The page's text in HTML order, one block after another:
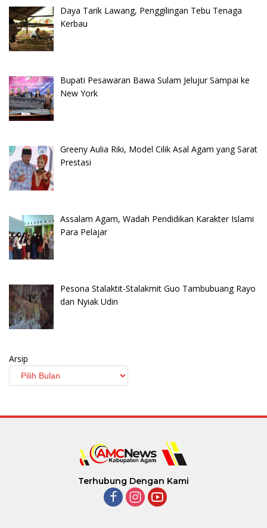
Daya Tarik Lawang, Penggilingan Tebu Tenaga
Kerbau
Bupati Pesawaran Bawa Sulam Jelujur Sampai ke
New York
Greeny Aulia Riki, Model Cilik Asal Agam yang Sarat
Prestasi
Assalam Agam, Wadah Pendidikan Karakter Islami
Para Pelajar
Pesona Stalaktit-Stalakmit Guo Tambubuang Rayo
dan Nyiak Udin
Arsip
Terhubung Dengan Kami